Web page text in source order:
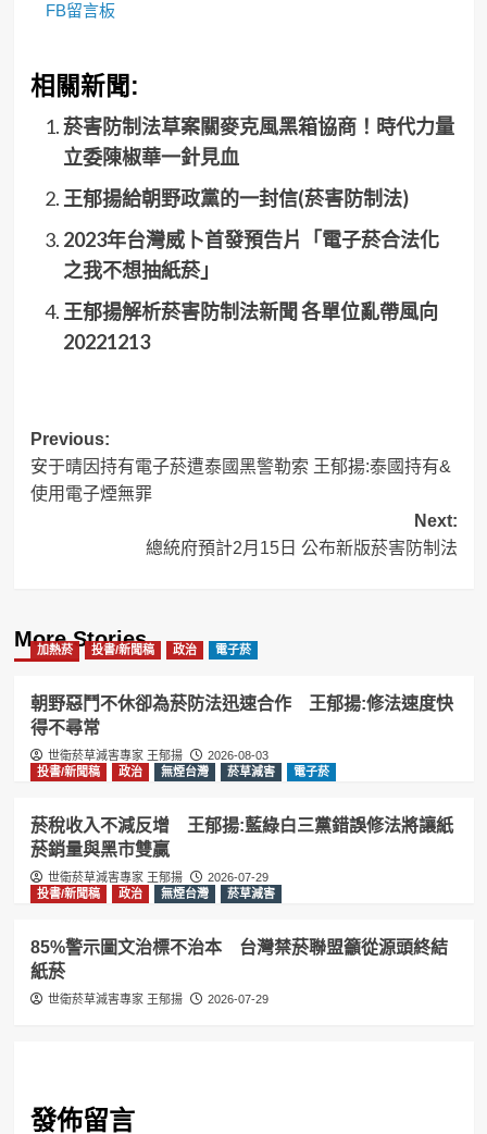
FB留言板
相關新聞:
菸害防制法草案關麥克風黑箱協商！時代力量
立委陳椒華一針見血
王郁揚給朝野政黨的一封信(菸害防制法)
2023年台灣威卜首發預告片「電子菸合法化
之我不想抽紙菸」
王郁揚解析菸害防制法新聞 各單位亂帶風向
20221213
Post
navigation
Previous:
安于晴因持有電子菸遭泰國黑警勒索 王郁揚:泰國持有&
使用電子煙無罪
Next:
總統府預計2月15日 公布新版菸害防制法
More Stories
加熱菸 投書/新聞稿 政治 電子菸
朝野惡鬥不休卻為菸防法迅速合作 王郁揚:修法速度快
得不尋常
世衛菸草減害專家 王郁揚
2026-08-03
投書/新聞稿
政治 無煙台灣 菸草減害 電子菸
菸稅收入不減反增 王郁揚:藍綠白三黨錯誤修法將讓紙
菸銷量與黑市雙贏
世衛菸草減害專家 王郁揚
2026-07-29
投書/新聞稿
政治 無煙台灣 菸草減害
85%警示圖文治標不治本 台灣禁菸聯盟籲從源頭終結
紙菸
世衛菸草減害專家 王郁揚 2026-07-29
發佈留言